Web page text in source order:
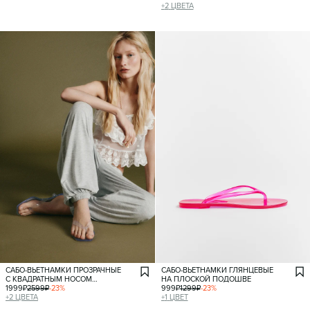
+2 ЦВЕТА
САБО-ВЬЕТНАМКИ ПРОЗРАЧНЫЕ
С КВАДРАТНЫМ НОСОМ
НА КАБЛУКЕ
1999₽2599₽-23%
+2 ЦВЕТА
САБО-ВЬЕТНАМКИ ГЛЯНЦЕВЫЕ
НА ПЛОСКОЙ ПОДОШВЕ
999₽1299₽-23%
+1 ЦВЕТ